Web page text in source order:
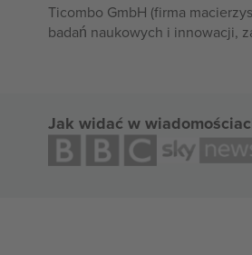
Ticombo GmbH (firma
badań naukowych i innowacji,
Jak widać w